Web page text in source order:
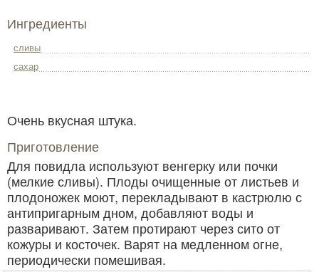
Ингредиенты
сливы
сахар
Очень вкусная штука.
Приготовление
Для повидла используют венгерку или почки
(мелкие сливы). Плоды очищенные от листьев и
плодоножек моют, перекладывают в кастрюлю с
антипригарным дном, добавляют воды и
разваривают. Затем протирают через сито от
кожуры и косточек. Варят на медленном огне,
периодически помешивая.